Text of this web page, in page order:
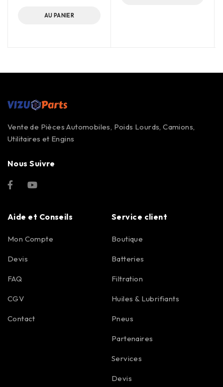
AU PANIER
Vente de Pièces Automobiles, Poids Lourds, Camions,
Utilitaires et Engins
Nous Suivre
Aide et Conseils
Mon Compte
Devis
FAQ
CGV
Contact
Service client
Boutique
Batteries
Filtration
Huiles & Lubrifiants
Pneus
Partenaires
Services
Devis